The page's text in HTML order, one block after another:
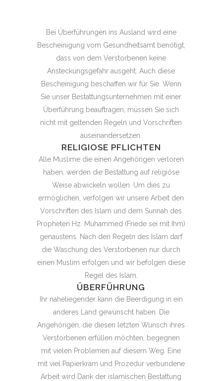
Bei Überführungen ins Ausland wird eine
Bescheinigung vom Gesundheitsamt benötigt,
dass von dem Verstorbenen keine
Ansteckungsgefahr ausgeht. Auch diese
Bescheinigung beschaffen wir für Sie. Wenn
Sie unser Bestattungsunternehmen mit einer
Überführung beauftragen, müssen Sie sich
nicht mit geltenden Regeln und Vorschriften
auseinandersetzen.
RELIGIOSE PFLICHTEN
Alle Muslime die einen Angehörigen verloren
haben, werden die Bestattung auf religiöse
Weise abwickeln wollen. Um dies zu
ermöglichen, verfolgen wir unsere Arbeit den
Vorschriften des Islam und dem Sunnah des
Propheten Hz. Muhammed (Friede sei mit Ihm)
genaustens. Nach den Regeln des Islam darf
die Waschung des Verstorbenen nur durch
einen Muslim erfolgen und wir befolgen diese
Regel des Islam.
ÜBERFÜHRUNG
Ihr naheliegender kann die Beerdigung in ein
anderes Land gewünscht haben. Die
Angehörigen, die diesen letzten Wunsch ihres
Verstorbenen erfüllen möchten, begegnen
mit vielen Problemen auf diesem Weg. Eine
mit viel Papierkram und Prozedur verbundene
Arbeit wird Dank der islamischen Bestattung